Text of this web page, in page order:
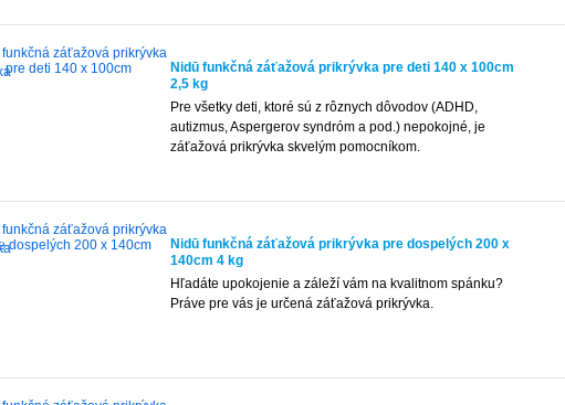
Nidū funkčná záťažová prikrývka pre deti 140 x 100cm
2,5 kg
Pre všetky deti, ktoré sú z rôznych dôvodov (ADHD,
autizmus, Aspergerov syndróm a pod.) nepokojné, je
záťažová prikrývka skvelým pomocníkom.
Nidū funkčná záťažová prikrývka pre dospelých 200 x
140cm 4 kg
Hľadáte upokojenie a záleží vám na kvalitnom spánku?
Práve pre vás je určená záťažová prikrývka.